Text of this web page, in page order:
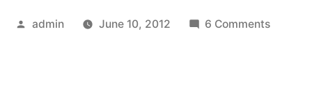
Posted
admin June 10, 2012 6 Commentson